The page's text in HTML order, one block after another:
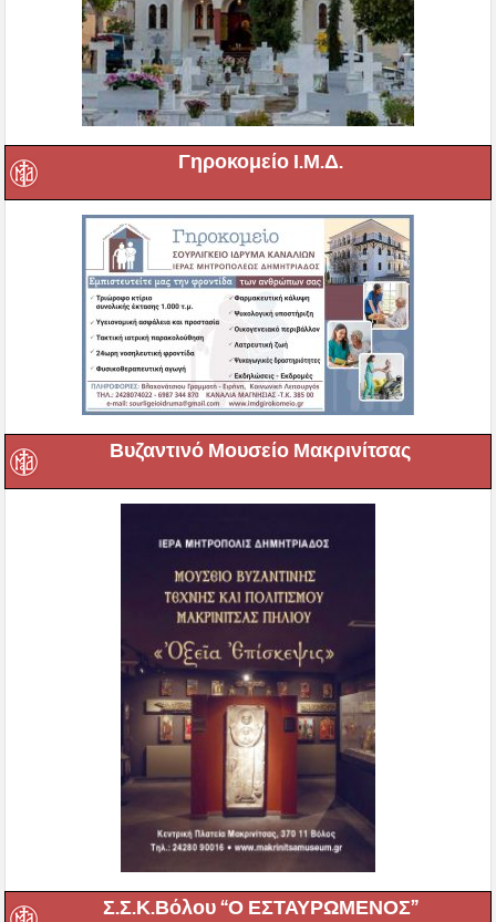
Γηροκομείο Ι.Μ.Δ.
Βυζαντινό Μουσείο Μακρινίτσας
Σ.Σ.Κ.Βόλου “Ο ΕΣΤΑΥΡΩΜΕΝΟΣ”